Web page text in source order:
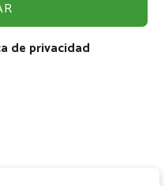
de privacidad